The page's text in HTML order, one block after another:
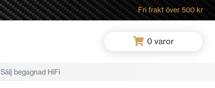
Fri frakt över 500 kr
0 varor
Sälj begagnad HiFi